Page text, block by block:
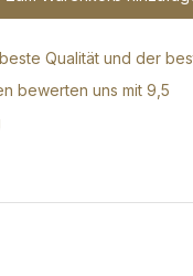
Qualität und der
bewerten uns mit 9,5